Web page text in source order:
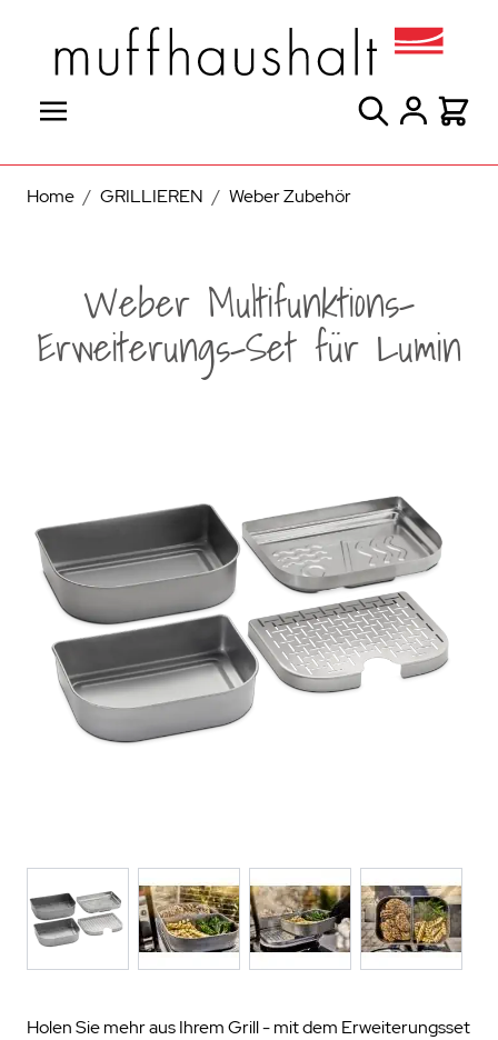
Suche
Home / GRILLIEREN / Weber Zubehör
Weber Multifunktions-
Erweiterungs-Set für Lumin
Holen Sie mehr aus Ihrem Grill - mit dem Erweiterungsset